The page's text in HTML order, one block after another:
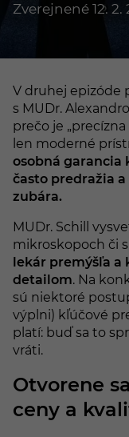
Zverejnené 12. 2.
V druhej epizóde
s MUDr.
prečo je
len moderné
osobná garancia
často predražia
zubára.
MUDr. Schill
mikroskopoch či
lekár premýšľa a
detailom. Na
sú niektoré
výplni) kľúčové
platí: buď sa to
vráti.
Otvorene
ceny a